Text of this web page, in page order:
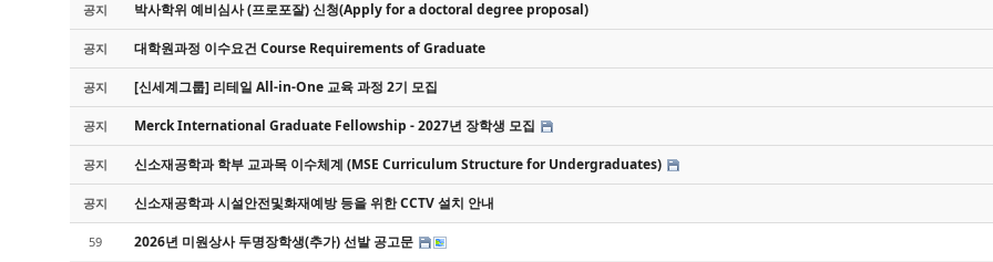
공지 박사학위 예비심사 (프로포잘) 신청(Apply for a doctoral degree proposal)
공지 대학원과정 이수요건 Course Requirements of Graduate
공지 [신세계그룹] 리테일 All-in-One 교육 과정 2기 모집
공지 Merck International Graduate Fellowship - 2027년 장학생 모집
공지 신소재공학과 학부 교과목 이수체계 (MSE Curriculum Structure for Undergraduates)
공지 신소재공학과 시설안전및화재예방 등을 위한 CCTV 설치 안내
59 2026년 미원상사 두명장학생(추가) 선발 공고문